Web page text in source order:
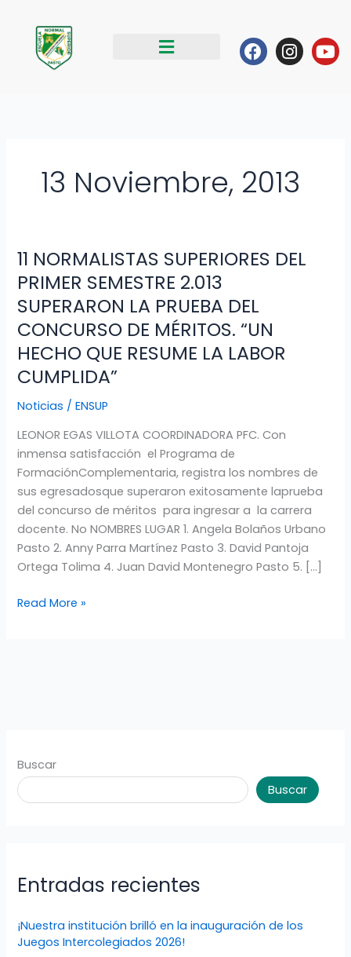
contenido
Facebook
13 Noviembre, 2013
11 NORMALISTAS SUPERIORES DEL
PRIMER SEMESTRE 2.013
SUPERARON LA PRUEBA DEL
CONCURSO DE MÉRITOS. “UN
HECHO QUE RESUME LA LABOR
CUMPLIDA”
Noticias /ENSUP
LEONOR EGAS VILLOTA COORDINADORA PFC. Con
inmensa satisfacción el Programa de
FormaciónComplementaria, registra los nombres de
sus egresadosque superaron exitosamente laprueba
del concurso de méritos para ingresar a la carrera
docente. No NOMBRES LUGAR 1. Angela Bolaños Urbano
Pasto 2. Anny Parra Martínez Pasto 3. David Pantoja
Ortega Tolima 4. Juan David Montenegro Pasto 5. […]
11
NORMALISTAS
SUPERIORES
DEL
PRIMER
SEMESTRE
2.013
SUPERARON
LA
DEL
CONCURSO
DE
MÉRITOS.
“UN
HECHO
QUE
RESUME
Read More »
Buscar
Buscar
Entradas recientes
¡Nuestra institución brilló en la inauguración de los
Juegos Intercolegiados 2026!